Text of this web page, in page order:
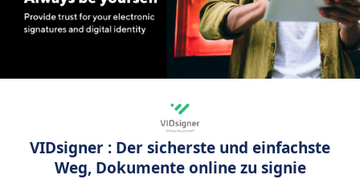
VIDsigner : Der sicherste und einfachste
Weg, Dokumente online zu signie